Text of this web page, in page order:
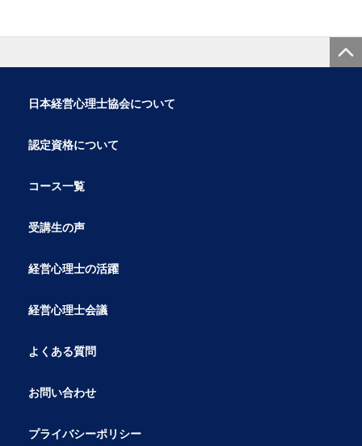
日本経営心理士協会について
認定資格について
コース一覧
受講生の声
経営心理士の活躍
経営心理士会議
よくある質問
お問い合わせ
プライバシーポリシー